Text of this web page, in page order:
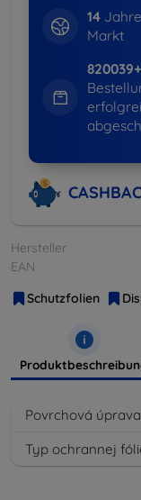
14
Markt
820039+
Hersteller
EAN
Schutzfolien
Povrchová úprava
Typ ochrannej